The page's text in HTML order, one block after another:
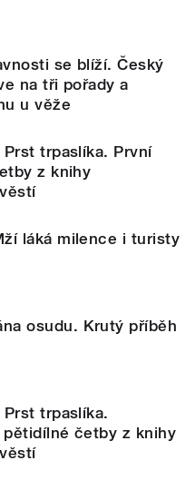
se blíží. Český
na tři pořady a
u věže
trpaslíka. První
z knihy
láká milence i turisty
osudu. Krutý příběh
trpaslíka.
četby z knihy